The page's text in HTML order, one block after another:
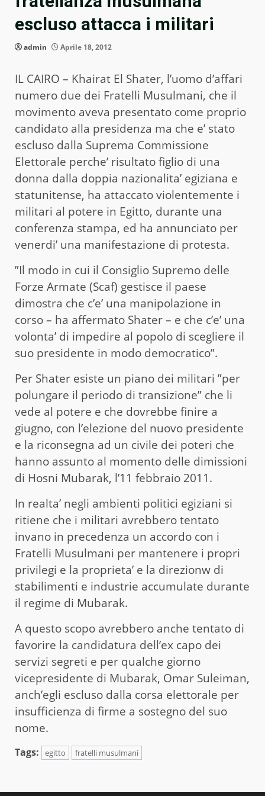
escluso attacca i militari
admin Aprile 18, 2012
IL CAIRO – Khairat El Shater, l’uomo d’affari
numero due dei Fratelli Musulmani, che il
movimento aveva presentato come proprio
candidato alla presidenza ma che e’ stato
escluso dalla Suprema Commissione
Elettorale perche’ risultato figlio di una
donna dalla doppia nazionalita’ egiziana e
statunitense, ha attaccato violentemente i
militari al potere in Egitto, durante una
conferenza stampa, ed ha annunciato per
venerdi’ una manifestazione di protesta.
”Il modo in cui il Consiglio Supremo delle
Forze Armate (Scaf) gestisce il paese
dimostra che c’e’ una manipolazione in
corso – ha affermato Shater – e che c’e’ una
volonta’ di impedire al popolo di scegliere il
suo presidente in modo democratico”.
Per Shater esiste un piano dei militari ”per
polungare il periodo di transizione” che li
vede al potere e che dovrebbe finire a
giugno, con l’elezione del nuovo presidente
e la riconsegna ad un civile dei poteri che
hanno assunto al momento delle dimissioni
di Hosni Mubarak, l’11 febbraio 2011.
In realta’ negli ambienti politici egiziani si
ritiene che i militari avrebbero tentato
invano in precedenza un accordo con i
Fratelli Musulmani per mantenere i propri
privilegi e la proprieta’ e la direzionw di
stabilimenti e industrie accumulate durante
il regime di Mubarak.
A questo scopo avrebbero anche tentato di
favorire la candidatura dell’ex capo dei
servizi segreti e per qualche giorno
vicepresidente di Mubarak, Omar Suleiman,
anch’egli escluso dalla corsa elettorale per
insufficienza di firme a sostegno del suo
nome.
Tags: egitto fratelli musulmani